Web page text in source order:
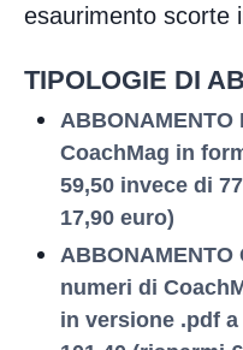
esaurimento scorte
TIPOLOGIE DI
ABBONAMENTO
CoachMag in
59,50 invece di
17,90 euro)
ABBONAMENTO
numeri di
in versione .pdf